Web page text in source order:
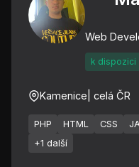
Web
k dispozici
Kamenice | celá ČR
PHP HTML CSS
+1 další